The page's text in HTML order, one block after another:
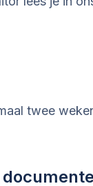
twee